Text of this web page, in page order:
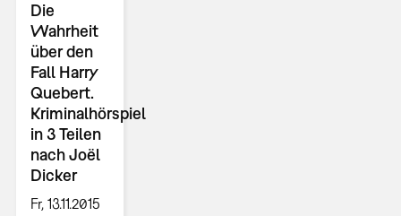
Die
Wahrheit
über den
Fall Harry
Quebert.
Kriminalhörspiel
in 3 Teilen
nach Joël
Dicker
Fr, 13.11.2015